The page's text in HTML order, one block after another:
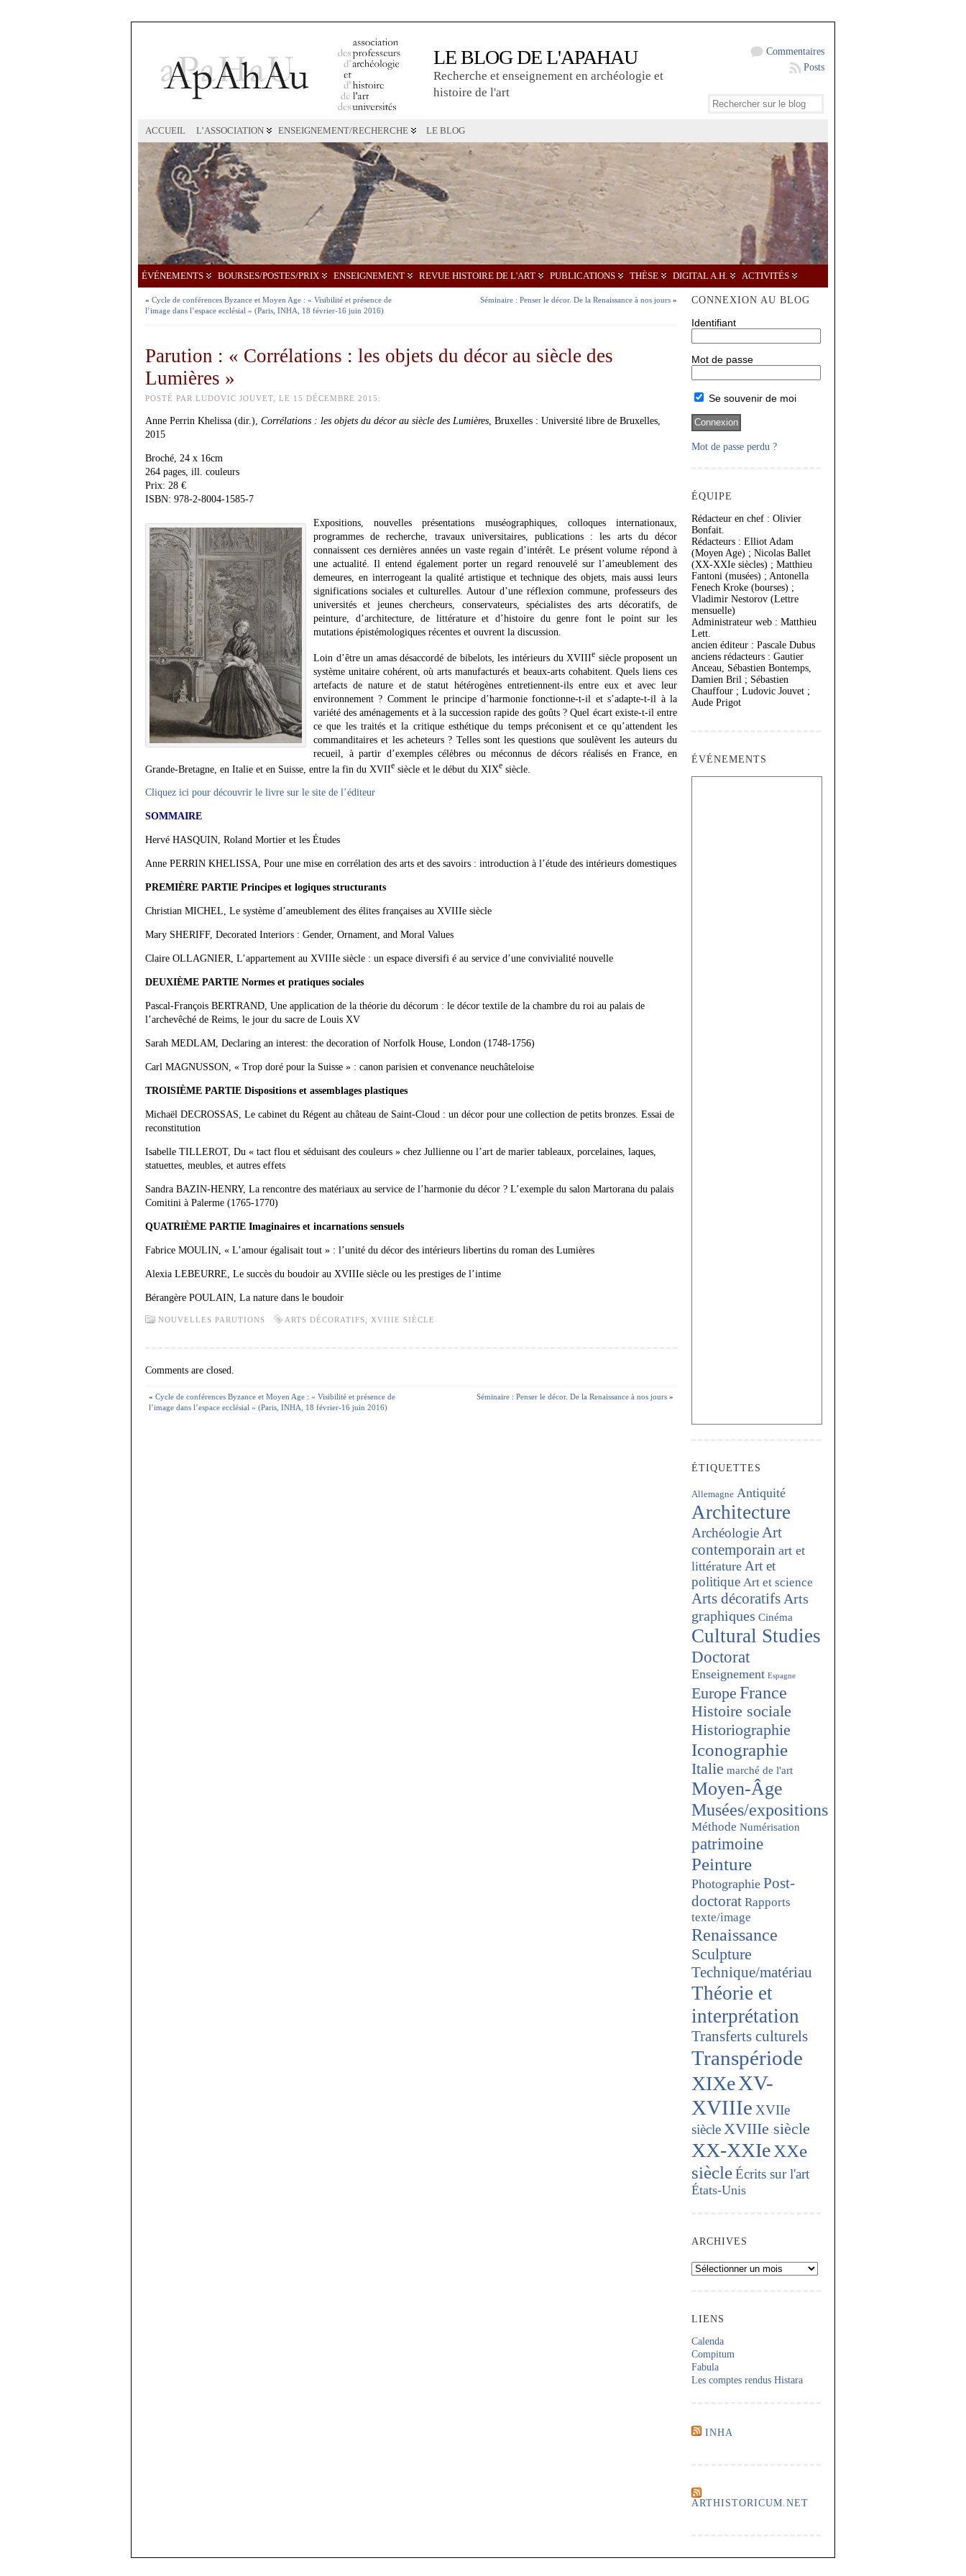
LE BLOG DE L'APAHAU
Recherche et enseignement en archéologie et
histoire de l'art
Commentaires
Posts
ACCUEIL L’ASSOCIATION ENSEIGNEMENT/RECHERCHE LE BLOG
ÉVÉNEMENTS BOURSES/POSTES/PRIX ENSEIGNEMENT REVUE HISTOIRE DE L'ART PUBLICATIONS THÈSE DIGITAL A.H. ACTIVITÉS
« Cycle de conférences Byzance et Moyen Age : « Visibilité et présence de
l’image dans l’espace ecclésial » (Paris, INHA, 18 février-16 juin 2016)
Séminaire : Penser le décor. De la Renaissance à nos jours »
Parution : « Corrélations : les objets du décor au siècle des
Lumières »
POSTÉ PAR LUDOVIC JOUVET, LE 15 DÉCEMBRE 2015:
Anne Perrin Khelissa (dir.), Corrélations : les objets du décor au siècle des Lumières, Bruxelles : Université libre de Bruxelles,
2015
Broché, 24 x 16cm
264 pages, ill. couleurs
Prix: 28 €
ISBN: 978-2-8004-1585-7
Expositions, nouvelles présentations muséographiques, colloques internationaux,
programmes de recherche, travaux universitaires, publications : les arts du décor
connaissent ces dernières années un vaste regain d’intérêt. Le présent volume répond à
une actualité. Il entend également porter un regard renouvelé sur l’ameublement des
demeures, en interrogeant la qualité artistique et technique des objets, mais aussi leurs
significations sociales et culturelles. Autour d’une réflexion commune, professeurs des
universités et jeunes chercheurs, conservateurs, spécialistes des arts décoratifs, de
peinture, d’architecture, de littérature et d’histoire du genre font le point sur les
mutations épistémologiques récentes et ouvrent la discussion.
Loin d’être un amas désaccordé de bibelots, les intérieurs du XVIIIe siècle proposent un
système unitaire cohérent, où arts manufacturés et beaux-arts cohabitent. Quels liens ces
artefacts de nature et de statut hétérogènes entretiennent-ils entre eux et avec leur
environnement ? Comment le principe d’harmonie fonctionne-t-il et s’adapte-t-il à la
variété des aménagements et à la succession rapide des goûts ? Quel écart existe-t-il entre
ce que les traités et la critique esthétique du temps préconisent et ce qu’attendent les
commanditaires et les acheteurs ? Telles sont les questions que soulèvent les auteurs du
recueil, à partir d’exemples célèbres ou méconnus de décors réalisés en France, en
Grande-Bretagne, en Italie et en Suisse, entre la fin du XVIIe siècle et le début du XIXe siècle.
Cliquez ici pour découvrir le livre sur le site de l’éditeur
SOMMAIRE
Hervé HASQUIN, Roland Mortier et les Études
Anne PERRIN KHELISSA, Pour une mise en corrélation des arts et des savoirs : introduction à l’étude des intérieurs domestiques
PREMIÈRE PARTIE Principes et logiques structurants
Christian MICHEL, Le système d’ameublement des élites françaises au XVIIIe siècle
Mary SHERIFF, Decorated Interiors : Gender, Ornament, and Moral Values
Claire OLLAGNIER, L’appartement au XVIIIe siècle : un espace diversifi é au service d’une convivialité nouvelle
DEUXIÈME PARTIE Normes et pratiques sociales
Pascal-François BERTRAND, Une application de la théorie du décorum : le décor textile de la chambre du roi au palais de
l’archevêché de Reims, le jour du sacre de Louis XV
Sarah MEDLAM, Declaring an interest: the decoration of Norfolk House, London (1748-1756)
Carl MAGNUSSON, « Trop doré pour la Suisse » : canon parisien et convenance neuchâteloise
TROISIÈME PARTIE Dispositions et assemblages plastiques
Michaël DECROSSAS, Le cabinet du Régent au château de Saint-Cloud : un décor pour une collection de petits bronzes. Essai de
reconstitution
Isabelle TILLEROT, Du « tact flou et séduisant des couleurs » chez Jullienne ou l’art de marier tableaux, porcelaines, laques,
statuettes, meubles, et autres effets
Sandra BAZIN-HENRY, La rencontre des matériaux au service de l’harmonie du décor ? L’exemple du salon Martorana du palais
Comitini à Palerme (1765-1770)
QUATRIÈME PARTIE Imaginaires et incarnations sensuels
Fabrice MOULIN, « L’amour égalisait tout » : l’unité du décor des intérieurs libertins du roman des Lumières
Alexia LEBEURRE, Le succès du boudoir au XVIIIe siècle ou les prestiges de l’intime
Bérangère POULAIN, La nature dans le boudoir
NOUVELLES PARUTIONS ARTS DÉCORATIFS XVIIIE SIÈCLE
Comments are closed.
« Cycle de conférences Byzance et Moyen Age : « Visibilité et présence de
l’image dans l’espace ecclésial » (Paris, INHA, 18 février-16 juin 2016)
Séminaire : Penser le décor. De la Renaissance à nos jours »
CONNEXION AU BLOG
Identifiant
Mot de passe
Se souvenir de moi
Mot de passe perdu ?
ÉQUIPE
Rédacteur en chef : Olivier
Bonfait.
Rédacteurs : Elliot Adam
(Moyen Age) ; Nicolas Ballet
(XX-XXIe siècles) ; Matthieu
Fantoni (musées) ; Antonella
Fenech Kroke (bourses) ;
Vladimir Nestorov (Lettre
mensuelle)
Administrateur web : Matthieu
Lett.
ancien éditeur : Pascale Dubus
anciens rédacteurs : Gautier
Anceau, Sébastien Bontemps,
Damien Bril ; Sébastien
Chauffour ; Ludovic Jouvet ;
Aude Prigot
ÉVÉNEMENTS
ÉTIQUETTES
Allemagne Antiquité
Architecture
Archéologie Art
contemporain art et
littérature Art et
politique Art et science
Arts décoratifs Arts
graphiques Cinéma
Cultural Studies
Doctorat
Enseignement Espagne
Europe France
Histoire sociale
Historiographie
Iconographie
Italie marché de l'art
Moyen-Âge
Musées/expositions
Méthode Numérisation
patrimoine
Peinture
Photographie Post-
doctorat Rapports
texte/image
Renaissance
Sculpture
Technique/matériau
Théorie et
interprétation
Transferts culturels
Transpériode
XIXeXV-
XVIIIe XVIIe
siècleXVIIIe siècle
XX-XXIeXXe
siècleÉcrits sur l'art
États-Unis
ARCHIVES
Archives
LIENS
Calenda
Compitum
Fabula
Les comptes rendus Histara
INHA
ARTHISTORICUM.NET